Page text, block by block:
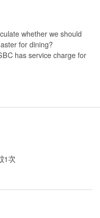
whether we should
for dining?
has service charge for
1次